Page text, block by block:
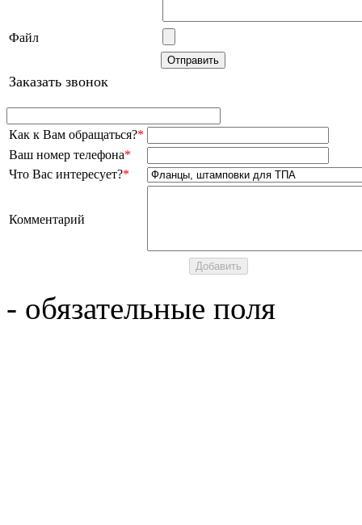
Файл
Заказать звонок
Как к Вам обращаться?*
Ваш номер телефона*
Что Вас интересует?*
Комментарий
- обязательные поля